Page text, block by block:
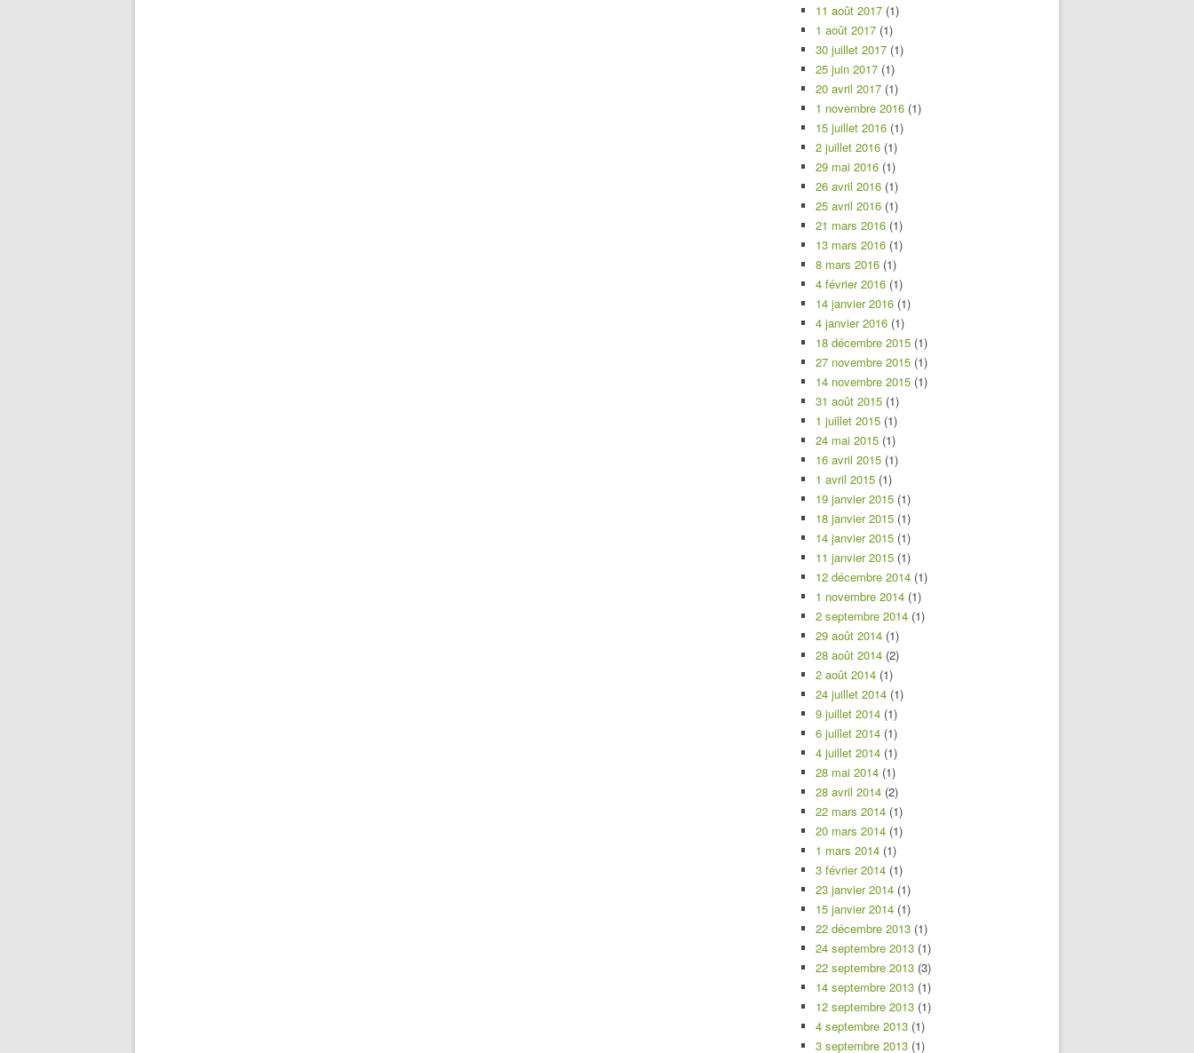
11 août 2017 (1)
1 août 2017 (1)
30 juillet 2017 (1)
25 juin 2017 (1)
20 avril 2017 (1)
1 novembre 2016 (1)
15 juillet 2016 (1)
2 juillet 2016 (1)
29 mai 2016 (1)
26 avril 2016 (1)
25 avril 2016 (1)
21 mars 2016 (1)
13 mars 2016 (1)
8 mars 2016 (1)
4 février 2016 (1)
14 janvier 2016 (1)
4 janvier 2016 (1)
18 décembre 2015 (1)
27 novembre 2015 (1)
14 novembre 2015 (1)
31 août 2015 (1)
1 juillet 2015 (1)
24 mai 2015 (1)
16 avril 2015 (1)
1 avril 2015 (1)
19 janvier 2015 (1)
18 janvier 2015 (1)
14 janvier 2015 (1)
11 janvier 2015 (1)
12 décembre 2014 (1)
1 novembre 2014 (1)
2 septembre 2014 (1)
29 août 2014 (1)
28 août 2014 (2)
2 août 2014 (1)
24 juillet 2014 (1)
9 juillet 2014 (1)
6 juillet 2014 (1)
4 juillet 2014 (1)
28 mai 2014 (1)
28 avril 2014 (2)
22 mars 2014 (1)
20 mars 2014 (1)
1 mars 2014 (1)
3 février 2014 (1)
23 janvier 2014 (1)
15 janvier 2014 (1)
22 décembre 2013 (1)
24 septembre 2013 (1)
22 septembre 2013 (3)
14 septembre 2013 (1)
12 septembre 2013 (1)
4 septembre 2013 (1)
3 septembre 2013 (1)